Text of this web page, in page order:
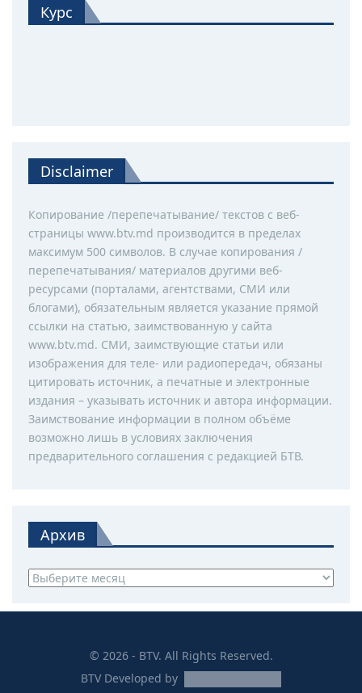
Курс
Disclaimer
Копирование /перепечатывание/ текстов с веб-
страницы www.btv.md производится в пределах
максимум 500 символов. В случае копирования /
перепечатывания/ материалов другими веб-
ресурсами (порталами, агентствами, СМИ или
блогами), обязательным является указание прямой
ссылки на статью, заимствованную у сайта
www.btv.md. СМИ, заимствующие статьи или
изображения для теле- или радиопередач, обязаны
цитировать источник, а печатные и электронные
издания – указывать источник и автора информации.
Заимствование информации в полном объёме
возможно лишь в условиях заключения
предварительного соглашения с редакцией БТВ.
Архив
Архив
© 2026 - BTV. All Rights Reserved.
BTVDeveloped by